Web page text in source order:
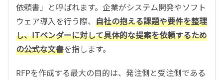
依頼書」と呼ばれます。企業がシステム開発やソフト
ウェア導入を行う際、 自社の抱える課題や要件を整理
し、ITベンダーに対して具体的な提案を依頼するため
の公式な文書を指します。
RFPを作成する最大の目的は、発注側と受注側である